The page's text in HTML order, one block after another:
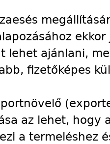
lehet ajánlani,
fizetőképes
az lehet, hogy
a termeléshez